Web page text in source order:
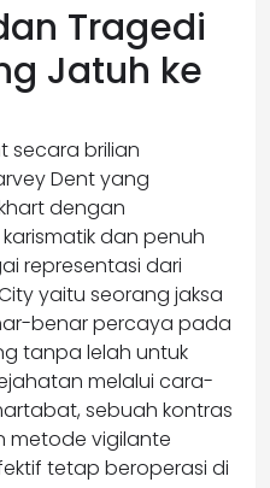
Tragedi
Jatuh ke
secara brilian
Dent yang
dengan
dan penuh
representasi dari
yaitu seorang jaksa
benar percaya pada
tanpa lelah untuk
melalui cara-
sebuah kontras
metode vigilante
tetap beroperasi di